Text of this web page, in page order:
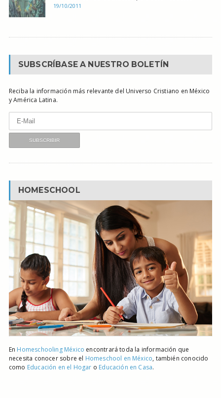
19/10/2011
SUBSCRÍBASE A NUESTRO BOLETÍN
Reciba la información más relevante del Universo Cristiano en México
y América Latina.
HOMESCHOOL
En Homeschooling México encontrará toda la información que
necesita conocer sobre el Homeschool en México, también conocido
como Educación en el Hogar o Educación en Casa.